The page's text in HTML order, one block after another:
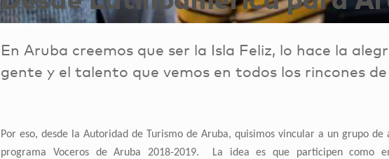
En Aruba creemos que ser la Isla Feliz, lo hace la
gente y el talento que vemos en todos los rincones
Por eso, desde la Autoridad de Turismo de Aruba, quisimos vincular a un grupo
programa Voceros de Aruba 2018-2019. La idea es que participen como